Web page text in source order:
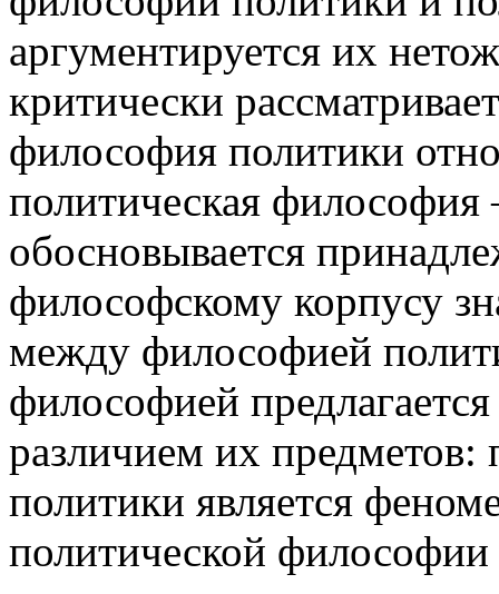
аргументируется их
критически
философия политики
политическая философия
обосновывается
философскому корпусу
между философией
философией
различием их
политики является
политической